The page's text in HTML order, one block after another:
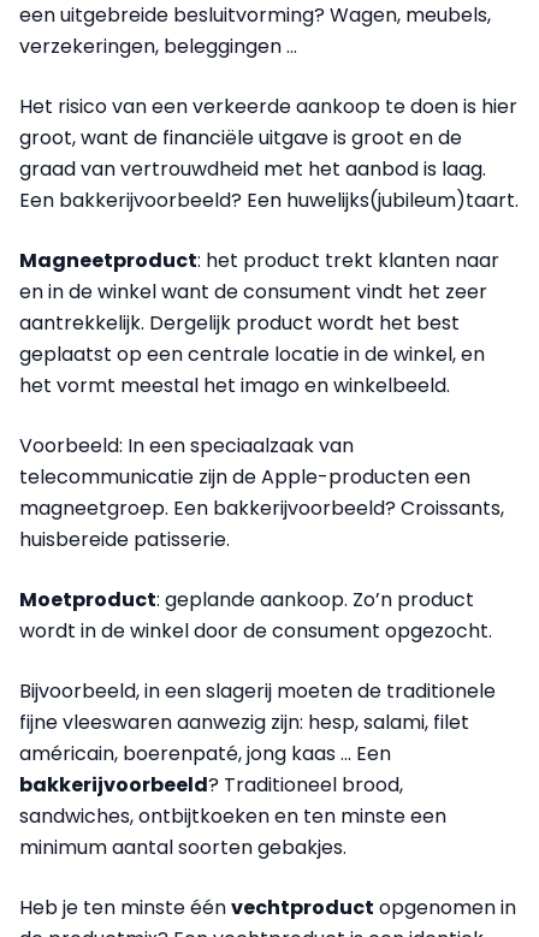
een uitgebreide besluitvorming? Wagen, meubels,
verzekeringen, beleggingen …
Het risico van een verkeerde aankoop te doen is hier
groot, want de financiële uitgave is groot en de
graad van vertrouwdheid met het aanbod is laag.
Een bakkerijvoorbeeld? Een huwelijks(jubileum)taart.
Magneetproduct: het product trekt klanten naar
en in de winkel want de consument vindt het zeer
aantrekkelijk. Dergelijk product wordt het best
geplaatst op een centrale locatie in de winkel, en
het vormt meestal het imago en winkelbeeld.
Voorbeeld: In een speciaalzaak van
telecommunicatie zijn de Apple-producten een
magneetgroep. Een bakkerijvoorbeeld? Croissants,
huisbereide patisserie.
Moetproduct: geplande aankoop. Zo’n product
wordt in de winkel door de consument opgezocht.
Bijvoorbeeld, in een slagerij moeten de traditionele
fijne vleeswaren aanwezig zijn: hesp, salami, filet
américain, boerenpaté, jong kaas … Een
bakkerijvoorbeeld? Traditioneel brood,
sandwiches, ontbijtkoeken en ten minste een
minimum aantal soorten gebakjes.
Heb je ten minste éénvechtproduct opgenomen in